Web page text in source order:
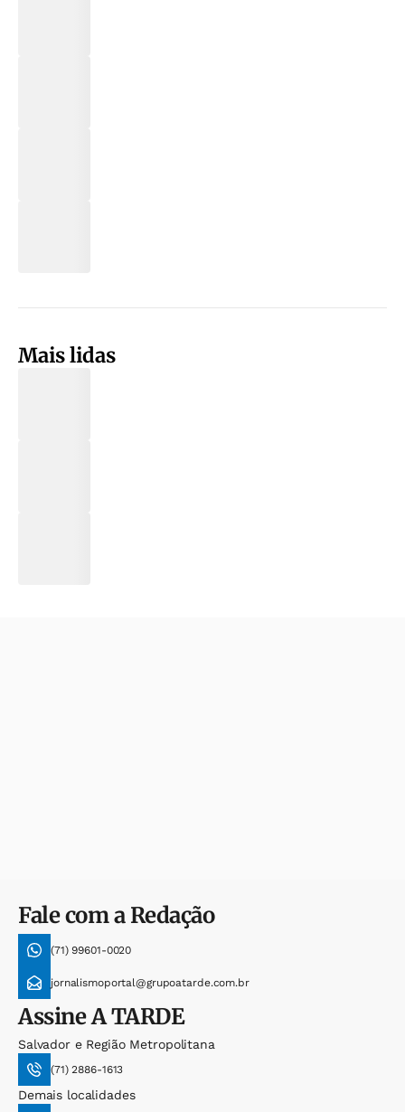
Mais lidas
Fale com a Redação
(71) 99601-0020
jornalismoportal@grupoatarde.com.br
AssineA TARDE
Salvador e Região Metropolitana
(71) 2886-1613
Demais localidades